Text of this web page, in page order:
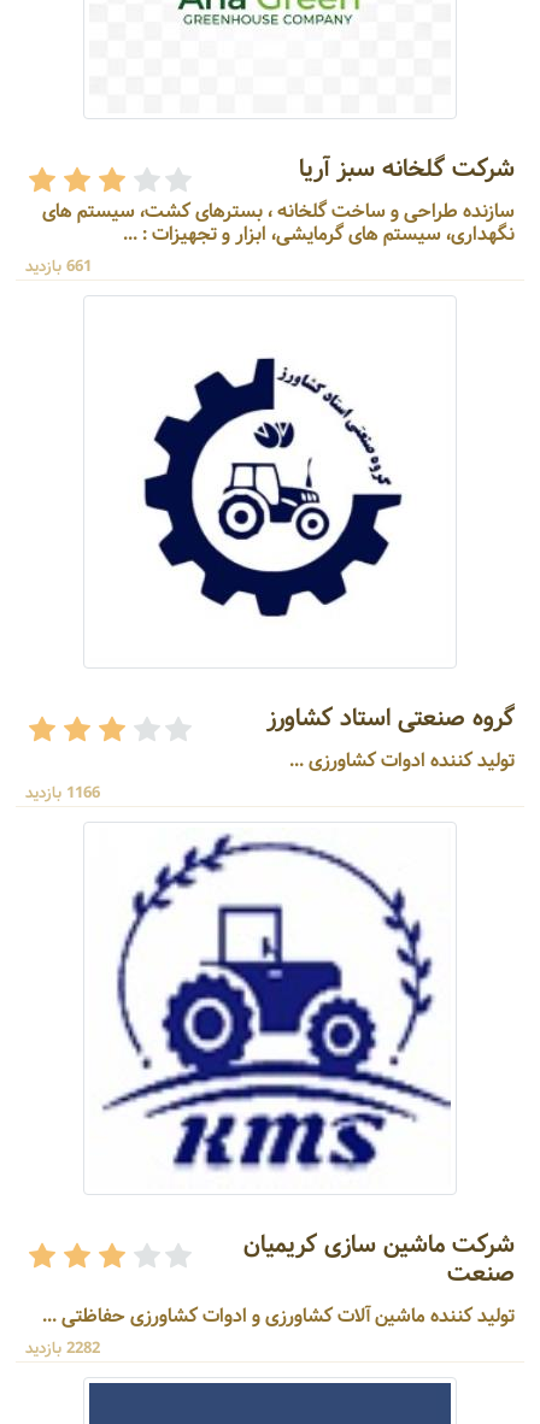
شرکت گلخانه سبز آریا
سازنده طراحی و ساخت گلخانه ، بسترهای کشت، سیستم های
نگهداری، سیستم های گرمایشی، ابزار و تجهیزات : ...
661 بازدید
گروه صنعتی استاد کشاورز
تولید کننده ادوات کشاورزی ...
1166 بازدید
شرکت ماشین سازی کریمیان
صنعت
تولید کننده ماشین آلات کشاورزی و ادوات کشاورزی حفاظتی ...
2282 بازدید